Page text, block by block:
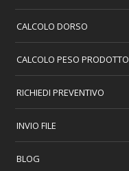
CALCOLO DORSO
CALCOLO PESO PRODOTTO
RICHIEDI PREVENTIVO
INVIO FILE
BLOG